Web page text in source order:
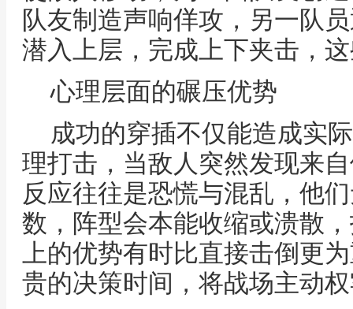
队友制造声响佯攻，另一队
潜入上层，完成上下夹击，
心理层面的碾压优势
成功的穿插不仅能造成实
理打击，当敌人突然发现来
反应往往是恐慌与混乱，他
数，阵型会本能收缩或溃散
上的优势有时比直接击倒更
贵的决策时间，将战场主动